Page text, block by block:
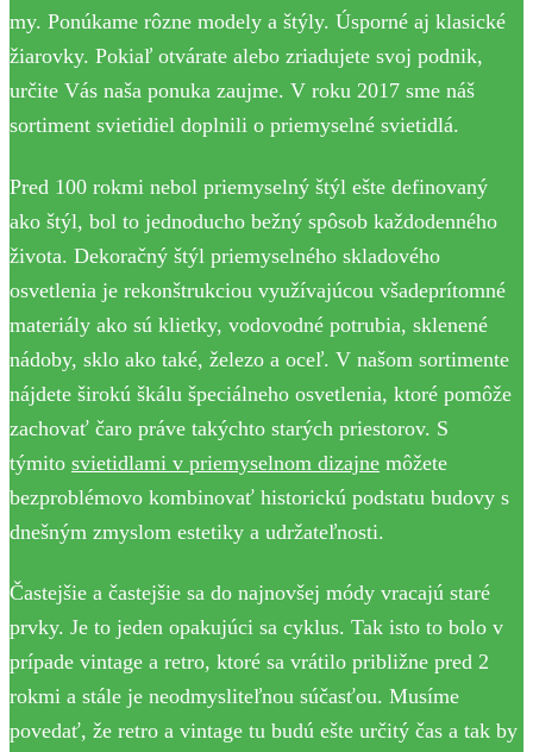
my. Ponúkame rôzne modely a štýly. Úsporné aj klasické
žiarovky. Pokiaľ otvárate alebo zriadujete svoj podnik,
určite Vás naša ponuka zaujme. V roku 2017 sme náš
sortiment svietidiel doplnili o priemyselné svietidlá.
Pred 100 rokmi nebol priemyselný štýl ešte definovaný
ako štýl, bol to jednoducho bežný spôsob každodenného
života. Dekoračný štýl priemyselného skladového
osvetlenia je rekonštrukciou využívajúcou všadeprítomné
materiály ako sú klietky, vodovodné potrubia, sklenené
nádoby, sklo ako také, železo a oceľ. V našom sortimente
nájdete širokú škálu špeciálneho osvetlenia, ktoré pomôže
zachovať čaro práve takýchto starých priestorov. S
týmito svietidlami v priemyselnom dizajne môžete
bezproblémovo kombinovať historickú podstatu budovy s
dnešným zmyslom estetiky a udržateľnosti.
Častejšie a častejšie sa do najnovšej módy vracajú staré
prvky. Je to jeden opakujúci sa cyklus. Tak isto to bolo v
prípade vintage a retro, ktoré sa vrátilo približne pred 2
rokmi a stále je neodmysliteľnou súčasťou. Musíme
povedať, že retro a vintage tu budú ešte určitý čas a tak by